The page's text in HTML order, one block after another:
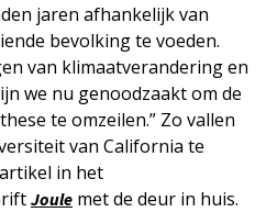
jaren afhankelijk van
bevolking te voeden.
van klimaatverandering en
we nu genoodzaakt om de
te omzeilen.” Zo vallen
van California te
in het
Joule met de deur in huis.